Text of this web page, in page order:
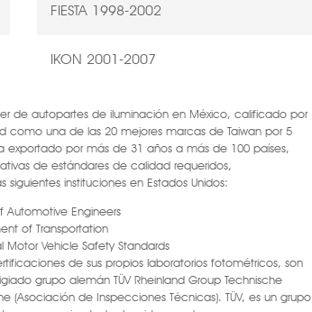
FIESTA 1998-2002
IKON 2001-2007
de autopartes de iluminación en México, calificado por
como una de las 20 mejores marcas de Taiwan por 5
exportado por más de 31 años a más de 100 países,
de estándares de calidad requeridos,
instituciones en Estados Unidos:
Automotive Engineers
of Transportation
Motor Vehicle Safety Standards
de sus propios laboratorios fotométricos, son
grupo alemán TÜV Rheinland Group Technische
(Asociación de Inspecciones Técnicas). TÜV, es un grupo